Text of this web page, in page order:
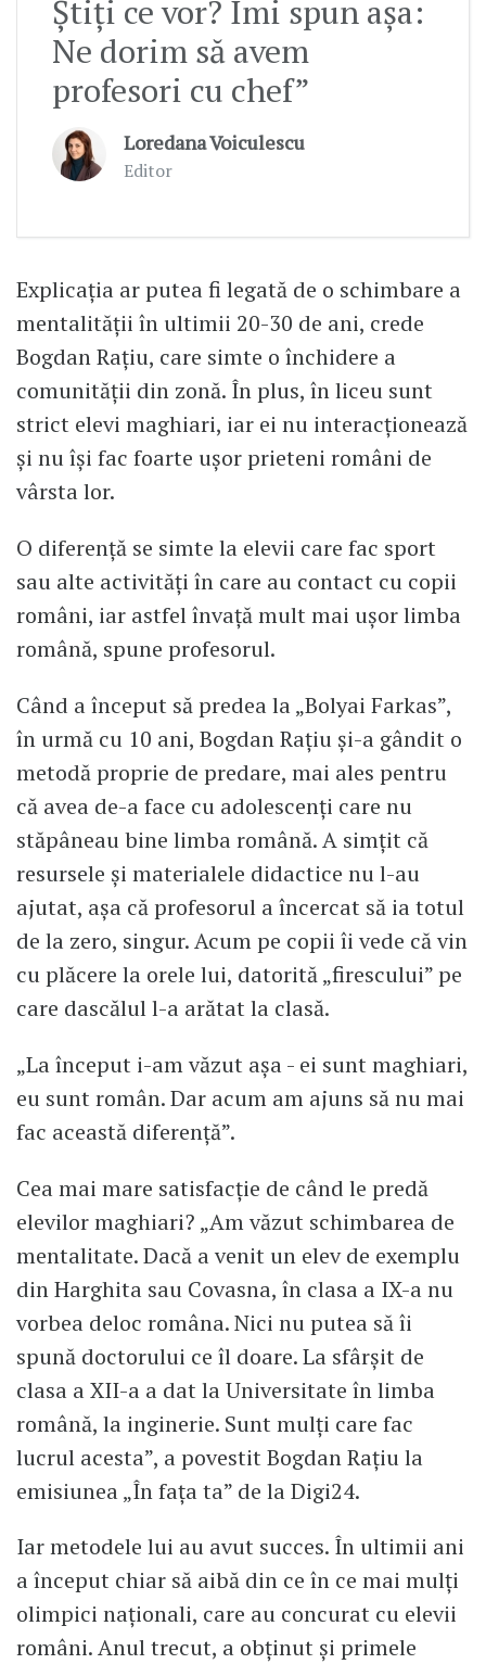
Știți ce vor? Îmi spun așa:
Ne dorim să avem
profesori cu chef”
Loredana Voiculescu
Editor
Explicația ar putea fi legată de o schimbare a
mentalității în ultimii 20-30 de ani, crede
Bogdan Rațiu, care simte o închidere a
comunității din zonă. În plus, în liceu sunt
strict elevi maghiari, iar ei nu interacționează
și nu își fac foarte ușor prieteni români de
vârsta lor.
O diferență se simte la elevii care fac sport
sau alte activități în care au contact cu copii
români, iar astfel învață mult mai ușor limba
română, spune profesorul.
Când a început să predea la „Bolyai Farkas”,
în urmă cu 10 ani, Bogdan Rațiu și-a gândit o
metodă proprie de predare, mai ales pentru
că avea de-a face cu adolescenți care nu
stăpâneau bine limba română. A simțit că
resursele și materialele didactice nu l-au
ajutat, așa că profesorul a încercat să ia totul
de la zero, singur. Acum pe copii îi vede că vin
cu plăcere la orele lui, datorită „firescului” pe
care dascălul l-a arătat la clasă.
„La început i-am văzut așa - ei sunt maghiari,
eu sunt român. Dar acum am ajuns să nu mai
fac această diferență”.
Cea mai mare satisfacție de când le predă
elevilor maghiari? „Am văzut schimbarea de
mentalitate. Dacă a venit un elev de exemplu
din Harghita sau Covasna, în clasa a IX-a nu
vorbea deloc româna. Nici nu putea să îi
spună doctorului ce îl doare. La sfârșit de
clasa a XII-a a dat la Universitate în limba
română, la inginerie. Sunt mulți care fac
lucrul acesta”, a povestit Bogdan Rațiu la
emisiunea „În fața ta” de la Digi24.
Iar metodele lui au avut succes. În ultimii ani
a început chiar să aibă din ce în ce mai mulți
olimpici naționali, care au concurat cu elevii
români. Anul trecut, a obținut și primele